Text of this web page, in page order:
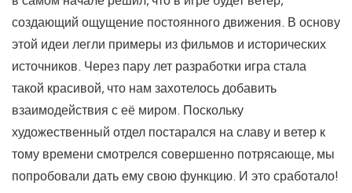
создающий ощущение постоянного движения. В основу
этой идеи легли примеры из фильмов и исторических
источников. Через пару лет разработки игра стала
такой красивой, что нам захотелось добавить
взаимодействия с её миром. Поскольку
художественный отдел постарался на славу и ветер к
тому времени смотрелся совершенно потрясающе, мы
попробовали дать ему свою функцию. И это сработало!